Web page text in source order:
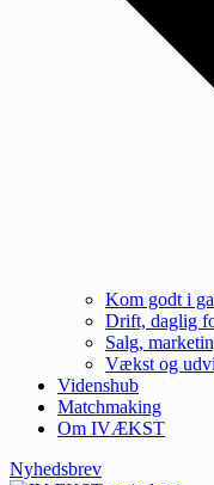
Kom godt i
Drift, daglig
Salg,
Vækst og
Videnshub
Matchmaking
Om IVÆKST
Nyhedsbrev